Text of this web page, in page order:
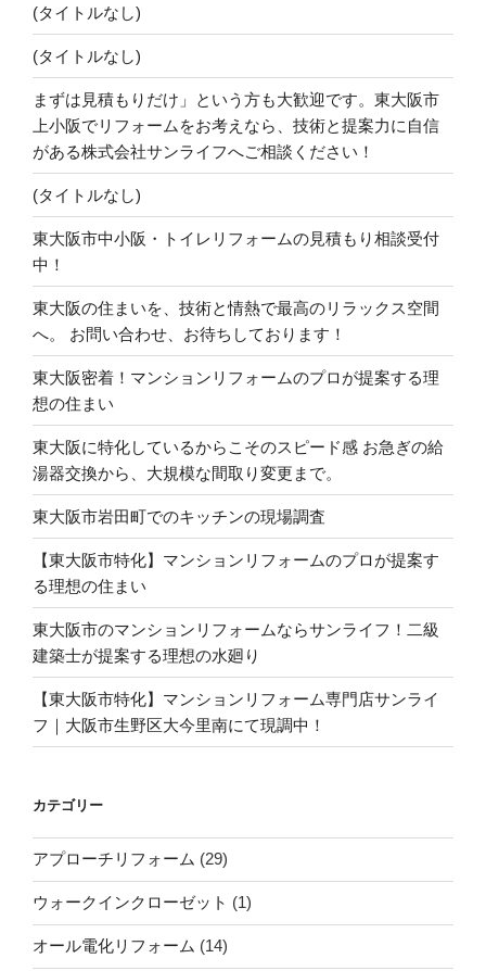
(タイトルなし)
(タイトルなし)
まずは見積もりだけ」という方も大歓迎です。東大阪市
上小阪でリフォームをお考えなら、技術と提案力に自信
がある株式会社サンライフへご相談ください！
(タイトルなし)
東大阪市中小阪・トイレリフォームの見積もり相談受付
中！
東大阪の住まいを、技術と情熱で最高のリラックス空間
へ。 お問い合わせ、お待ちしております！
東大阪密着！マンションリフォームのプロが提案する理
想の住まい
東大阪に特化しているからこそのスピード感 お急ぎの給
湯器交換から、大規模な間取り変更まで。
東大阪市岩田町でのキッチンの現場調査
【東大阪市特化】マンションリフォームのプロが提案す
る理想の住まい
東大阪市のマンションリフォームならサンライフ！二級
建築士が提案する理想の水廻り
【東大阪市特化】マンションリフォーム専門店サンライ
フ｜大阪市生野区大今里南にて現調中！
カテゴリー
アプローチリフォーム (29)
ウォークインクローゼット (1)
オール電化リフォーム (14)